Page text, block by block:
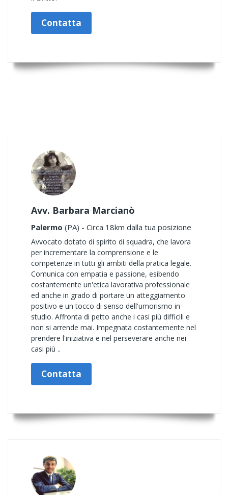
Contatta
Avv. Barbara Marcianò
Palermo (PA) - Circa 18km dalla tua posizione
Avvocato dotato di spirito di squadra, che lavora
per incrementare la comprensione e le
competenze in tutti gli ambiti della pratica legale.
Comunica con empatia e passione, esibendo
costantemente un'etica lavorativa professionale
ed anche in grado di portare un atteggiamento
positivo e un tocco di senso dell'umorismo in
studio. Affronta di petto anche i casi più difficili e
non si arrende mai. Impegnata costantemente nel
prendere l'iniziativa e nel perseverare anche nei
casi più ..
Contatta